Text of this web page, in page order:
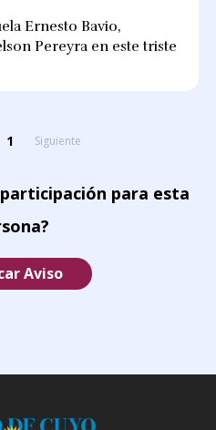
Ernesto Bavio,
Pereyra en este triste
1 Siguiente
para esta
Aviso